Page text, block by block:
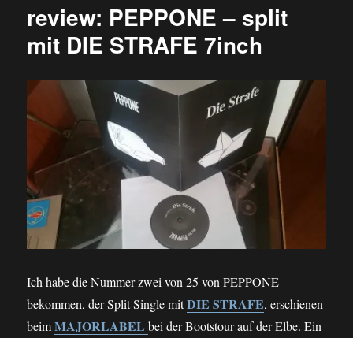
review: PEPPONE – split
mit DIE STRAFE 7inch
Ich habe die Nummer zwei von 25 von PEPPONE
bekommen, der Split Single mitDIE STRAFE, erschienen
beimMAJORLABEL bei der Bootstour auf der Elbe. Ein